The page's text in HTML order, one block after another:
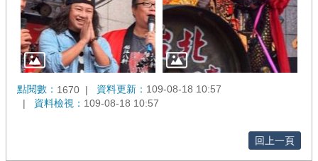
點閱數： 1670 資料更新： 109-08-18 10:57
資料檢視： 109-08-18 10:57
回上一頁